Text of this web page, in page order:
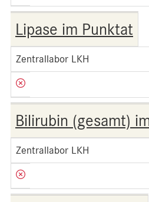
Lipase im Punktat
Zentrallabor LKH
Bilirubin (gesamt)
Zentrallabor LKH